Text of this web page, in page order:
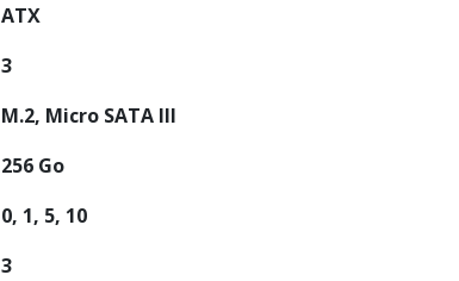
ATX
3
M.2, Micro SATA III
256 Go
0, 1, 5, 10
3